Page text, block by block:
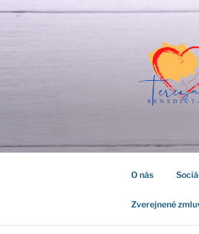
O nás
Zverejnené